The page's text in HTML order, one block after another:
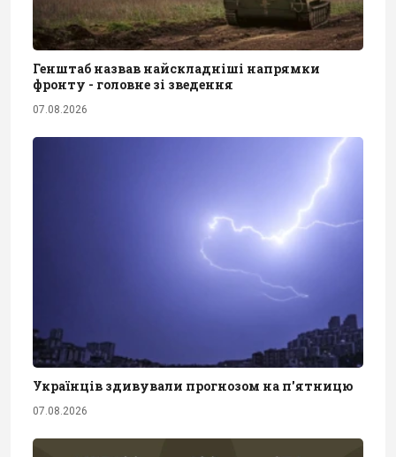
Генштаб назвав найскладніші напрямки
фронту - головне зі зведення
07.08.2026
Українців здивували прогнозом на п'ятницю
07.08.2026